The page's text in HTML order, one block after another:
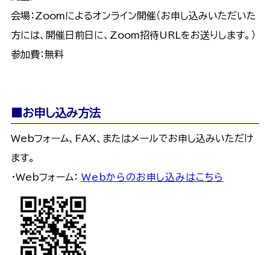
会場：Zoomによるオンライン開催（お申し込みいただいた
方には、開催日前日に、Zoom招待URLをお送りします。）
参加費：無料
■お申し込み方法
Webフォーム、FAX、またはメールでお申し込みいただけ
ます。
・Webフォーム： Webからのお申し込みはこちら